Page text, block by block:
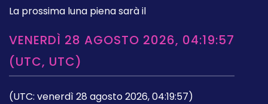
La prossima luna piena sarà il
VENERDÌ 28 AGOSTO 2026, 04:19:57
(UTC, UTC)
(UTC: venerdì 28 agosto 2026, 04:19:57)